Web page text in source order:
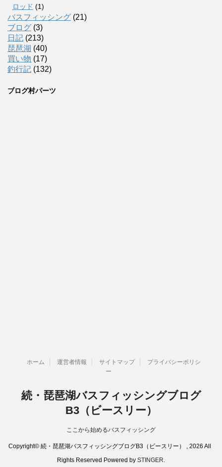
ロッド (1)
バスフィッシング (21)
ブログ (3)
日記 (213)
琵琶湖 (40)
買い物 (17)
釣行記 (132)
ブログ村パーツ
ホーム 運営者情報 サイトマップ
プライバシーポリシ
ー
続・琵琶湖バスフィッシングブログ
B3（ビースリー）
ここから始めるバスフィッシング
Copyright© 続・琵琶湖バスフィッシングブログB3（ビースリー） , 2026 All
Rights Reserved Powered by STINGER